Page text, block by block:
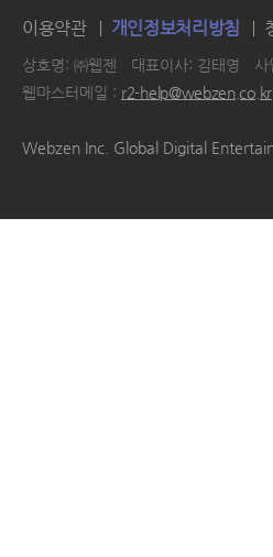
이용약관 개인정보처리방침
상호명: ㈜웹젠 대표이사: 김태영
웹마스터메일 : r2-help@webzen.co.kr
Webzen Inc. Global Digital